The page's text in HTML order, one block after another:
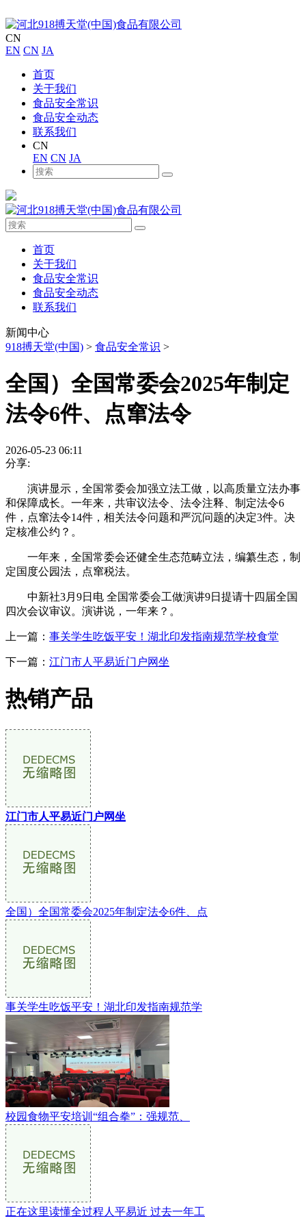
CN
EN CN JA
首页
关于我们
食品安全常识
食品安全动态
联系我们
CN
EN CN JA
首页
关于我们
食品安全常识
食品安全动态
联系我们
新闻中心
918搏天堂(中国) > 食品安全常识 >
全国）全国常委会2025年制定
法令6件、点窜法令
2026-05-23 06:11
分享:
演讲显示，全国常委会加强立法工做，以高质量立法办事
和保障成长。一年来，共审议法令、法令注释、制定法令6
件，点窜法令14件，相关法令问题和严沉问题的决定3件。决
定核准公约？。
一年来，全国常委会还健全生态范畴立法，编纂生态，制
定国度公园法，点窜税法。
中新社3月9日电 全国常委会工做演讲9日提请十四届全国
四次会议审议。演讲说，一年来？。
上一篇： 事关学生吃饭平安！湖北印发指南规范学校食堂
下一篇： 江门市人平易近门户网坐
热销产品
江门市人平易近门户网坐
全国）全国常委会2025年制定法令6件、点
事关学生吃饭平安！湖北印发指南规范学
校园食物平安培训“组合拳”：强规范、
正在这里读懂全过程人平易近 过去一年工